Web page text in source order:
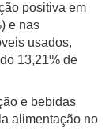
positiva em
e nas
usados,
13,21% de
e bebidas
alimentação no